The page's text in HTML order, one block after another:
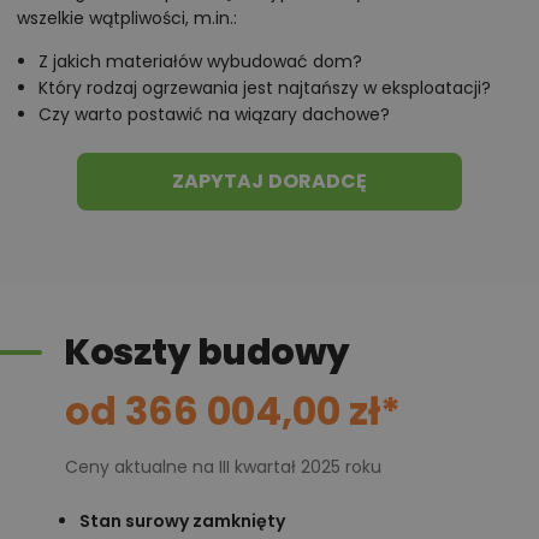
mieszkalnej – to duża wygoda, szczególnie w sezonie
Poddasze – prywatna strefa
wypoczynku
Na poddaszu zaplanowano trzy sypialnie
, garderobę,
krótka, a pomieszczenia dobrze doświetlone. Z
dwóch sypialni można wyjść bezpośrednio na taras,
co otwiera możliwość stworzenia kameralnej
przestrzeni relaksu.
Wydzielona pralnia z oknem to jeden z detali, które
wszelkie wątpliwości, m.in.:
Z jakich materiałów wybudować dom?
Który rodzaj ogrzewania jest najtańszy w eksploatacji?
Czy warto postawić na wiązary dachowe?
ZAPYTAJ DORADCĘ
Koszty budowy
od 366 004,00 zł*
Ceny aktualne na III kwartał 2025 roku
Stan surowy zamknięty